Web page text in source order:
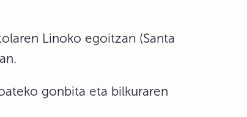
Linoko egoitzan (Santa
gonbita eta bilkuraren